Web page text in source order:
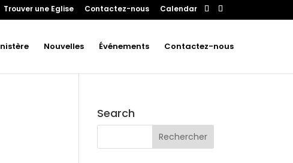
Trouver une Eglise Contactez-nous Calendar
Nouvelles Événements Contactez-nous
Search